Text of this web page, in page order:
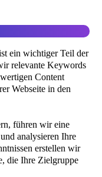
ein wichtiger Teil der
relevante Keywords
Content
Webseite in den
führen wir eine
analysieren Ihre
erstellen wir
die Ihre Zielgruppe